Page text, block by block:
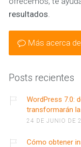
resultados
Más acerca
Posts recientes
WordPress 7.0:
transformarán
24 DE JUNIO DE
Cómo obtener